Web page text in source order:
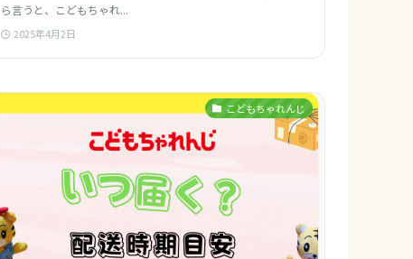
ら言うと、こどもちゃれ...
2025年4月2日
こどもちゃれんじ